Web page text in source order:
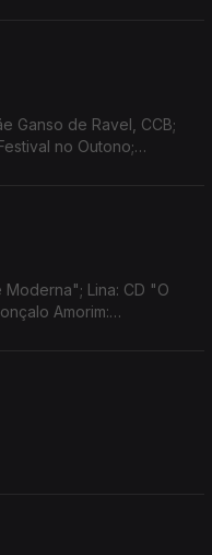
Ganso de Ravel, CCB;
no Outono;
Lina: CD "O
Amorim: